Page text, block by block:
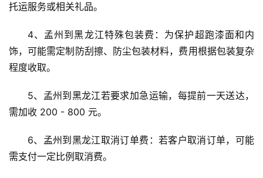
托运服务或相关礼品。
4、孟州到黑龙江特殊包装费：为保护超跑漆面和内
饰，可能需定制防刮擦、防尘包装材料，费用根据包装复杂
程度收取。
5、孟州到黑龙江若要求加急运输，每提前一天送达，
需加收 200 - 800 元。
6、孟州到黑龙江取消订单费：若客户取消订单，可能
需支付一定比例取消费。